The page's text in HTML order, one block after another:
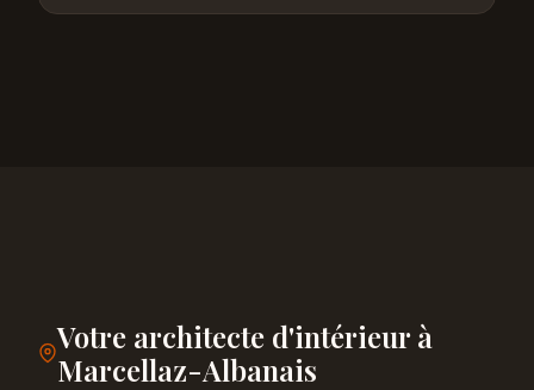
Votre architecte d'intérieur à
Marcellaz-Albanais